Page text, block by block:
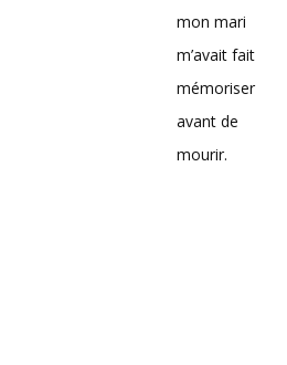
mon mari
m’avait fait
mémoriser
avant de
mourir.